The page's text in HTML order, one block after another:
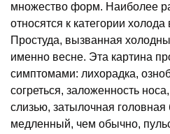
множество форм. Наиболее
относятся к категории холода
Простуда, вызванная
именно весне. Эта картина
симптомами: лихорадка,
согреться, заложенность
слизью, затылочная
медленный, чем обычно,